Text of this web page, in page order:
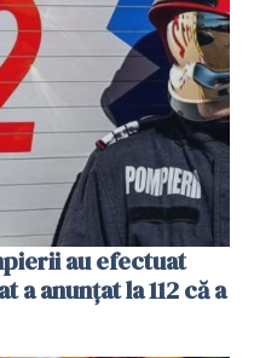
au efectuat
a anunțat la 112 că a